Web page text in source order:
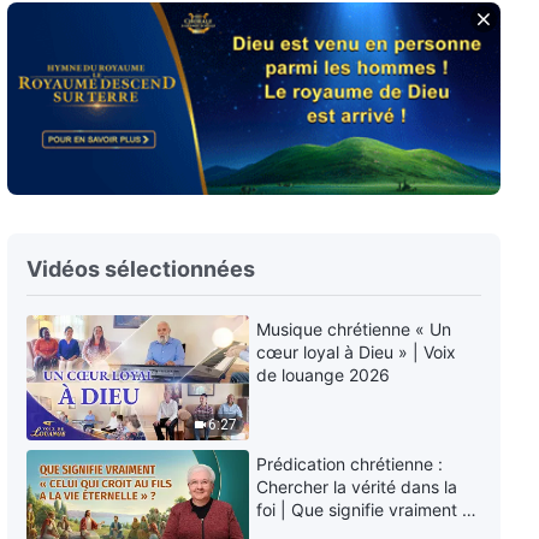
4:28
Musique chrétienne en français
« Le seul souhait de Dieu »
Musique chrétienne en français
« Ce qu'un croyant en Dieu doit
4:30
Musique chrétienne en français
de Dieu »
4:21
Musique chrétienne en français
« Dieu a accompli une nouvelle
œuvre dans tout l'univers et au-
dessus de lui »
Vidéos sélectionnées
6:27
Musique chrétienne « Un
cœur loyal à Dieu » | Voix
de louange 2026
Prédication chrétienne :
Chercher la vérité dans la
foi | Que signifie vraiment «